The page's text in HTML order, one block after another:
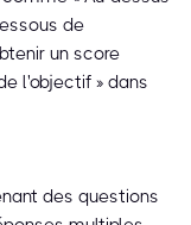
de
un score
l'objectif » dans
des questions